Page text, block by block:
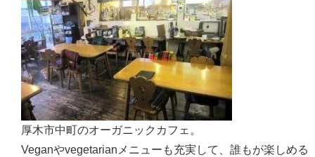
厚木市中町のオーガニックカフェ。
Veganやvegetarianメニューも充実して、誰もが楽しめる